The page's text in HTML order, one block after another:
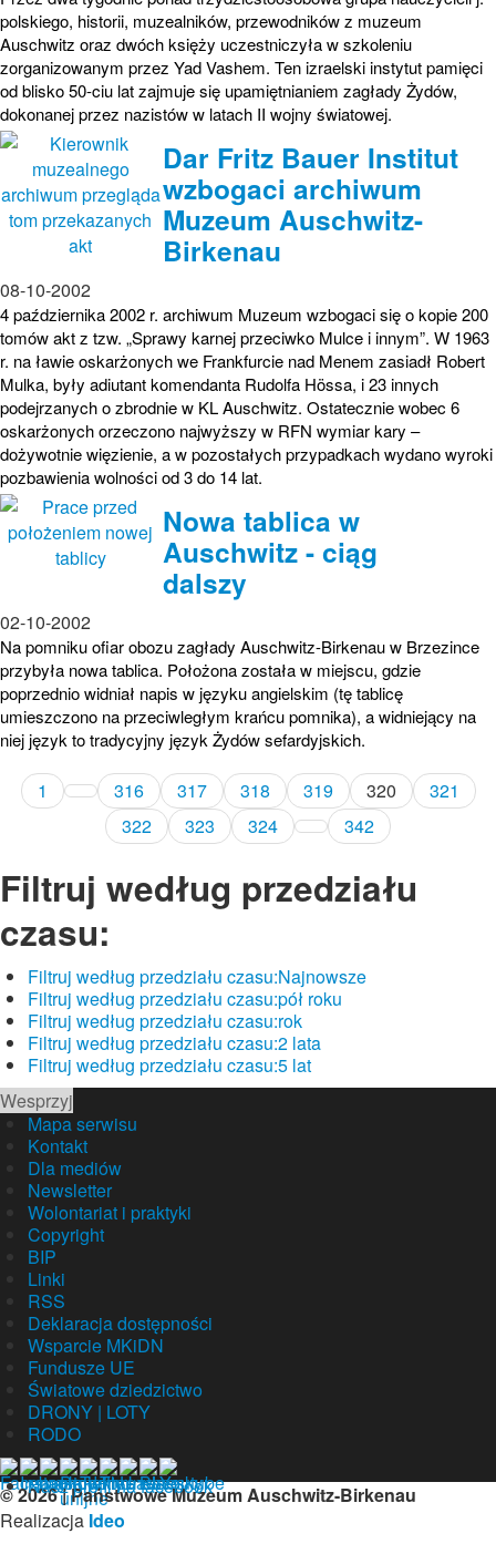
polskiego, historii, muzealników, przewodników z muzeum
Auschwitz oraz dwóch księży uczestniczyła w szkoleniu
zorganizowanym przez Yad Vashem. Ten izraelski instytut pamięci
od blisko 50-ciu lat zajmuje się upamiętnianiem zagłady Żydów,
dokonanej przez nazistów w latach II wojny światowej.
Dar Fritz Bauer Institut
wzbogaci archiwum
Muzeum Auschwitz-
Birkenau
08-10-2002
4 października 2002 r. archiwum Muzeum wzbogaci się o kopie 200
tomów akt z tzw. „Sprawy karnej przeciwko Mulce i innym”. W 1963
r. na ławie oskarżonych we Frankfurcie nad Menem zasiadł Robert
Mulka, były adiutant komendanta Rudolfa Hössa, i 23 innych
podejrzanych o zbrodnie w KL Auschwitz. Ostatecznie wobec 6
oskarżonych orzeczono najwyższy w RFN wymiar kary –
dożywotnie więzienie, a w pozostałych przypadkach wydano wyroki
pozbawienia wolności od 3 do 14 lat.
Nowa tablica w
Auschwitz - ciąg
dalszy
02-10-2002
Na pomniku ofiar obozu zagłady Auschwitz-Birkenau w Brzezince
przybyła nowa tablica. Położona została w miejscu, gdzie
poprzednio widniał napis w języku angielskim (tę tablicę
umieszczono na przeciwległym krańcu pomnika), a widniejący na
niej język to tradycyjny język Żydów sefardyjskich.
1 316 317 318 319 320
321
322
323 324 342
Filtruj według przedziału
czasu:
Filtruj według przedziału czasu:Najnowsze
Filtruj według przedziału czasu:pół roku
Filtruj według przedziału czasu:rok
Filtruj według przedziału czasu:2 lata
Filtruj według przedziału czasu:5 lat
Wesprzyj
Mapa serwisu
Kontakt
Dla mediów
Newsletter
Wolontariat i praktyki
Copyright
BIP
Linki
RSS
Deklaracja dostępności
Wsparcie MKiDN
Fundusze UE
Światowe dziedzictwo
DRONY | LOTY
RODO
© 2026 | Państwowe Muzeum Auschwitz-Birkenau
Realizacja Ideo
Nasz profil na facebook